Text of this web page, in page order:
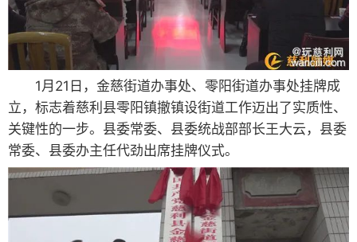
1月21日，金慈街道办事处、零阳街道办事处挂牌成
立，标志着慈利县零阳镇撤镇设街道工作迈出了实质性、
关键性的一步。县委常委、县委统战部部长王大云，县委
常委、县委办主任代劲出席挂牌仪式。